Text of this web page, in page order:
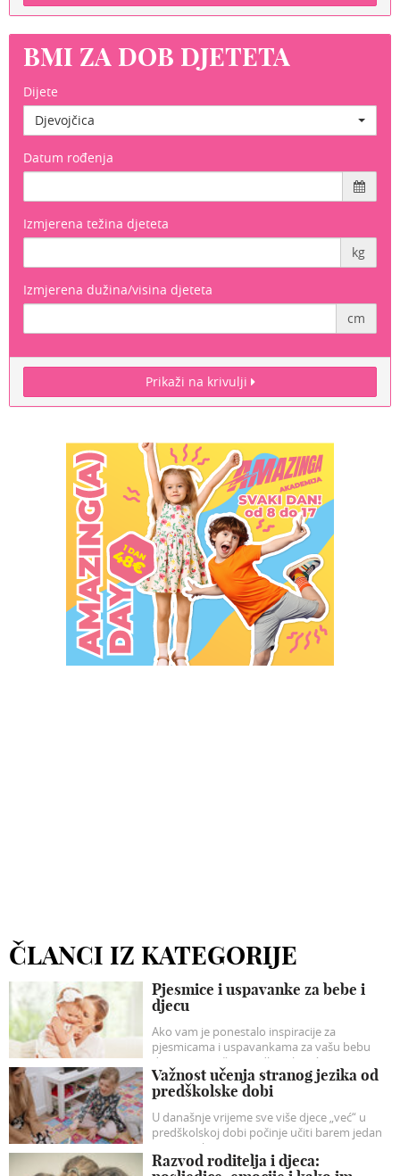
BMI ZA DOB DJETETA
Dijete
Djevojčica
Datum rođenja
Izmjerena težina djeteta
kg
Izmjerena dužina/visina djeteta
cm
Prikaži na krivulji
ČLANCI IZ KATEGORIJE
Pjesmice i uspavanke za bebe i
djecu
Ako vam je ponestalo inspiracije za
pjesmicama i uspavankama za vašu bebu
donosimo naše prijedloge koji će sigurno
razveseliti vašu dječicu.
Važnost učenja stranog jezika od
predškolske dobi
U današnje vrijeme sve više djece „već“ u
predškolskoj dobi počinje učiti barem jedan
strani jezik.
Razvod roditelja i djeca: